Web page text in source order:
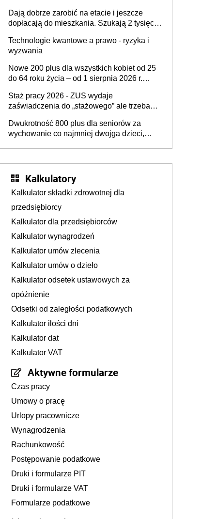
skarbówką
Dają dobrze zarobić na etacie i jeszcze
dopłacają do mieszkania. Szukają 2 tysięcy
Technologie kwantowe a prawo - ryzyka i
wyzwania
Nowe 200 plus dla wszystkich kobiet od 25
do 64 roku życia – od 1 sierpnia 2026 r.
programu rządowego
Staż pracy 2026 - ZUS wydaje
zaświadczenia do „stażowego” ale trzeba
sprzed 1999 roku). Jak odebrać
zaświadczenie z ZUS?
Dwukrotność 800 plus dla seniorów za
wychowanie co najmniej dwojga dzieci,
Zapadła decyzja Sejmu
Kalkulatory
Kalkulator składki zdrowotnej dla
przedsiębiorcy
Kalkulator dla przedsiębiorców
Kalkulator wynagrodzeń
Kalkulator umów zlecenia
Kalkulator umów o dzieło
Kalkulator odsetek ustawowych za
opóźnienie
Odsetki od zaległości podatkowych
Kalkulator ilości dni
Kalkulator dat
Kalkulator VAT
Aktywne formularze
Czas pracy
Umowy o pracę
Urlopy pracownicze
Wynagrodzenia
Rachunkowość
Postępowanie podatkowe
Druki i formularze PIT
Druki i formularze VAT
Formularze podatkowe